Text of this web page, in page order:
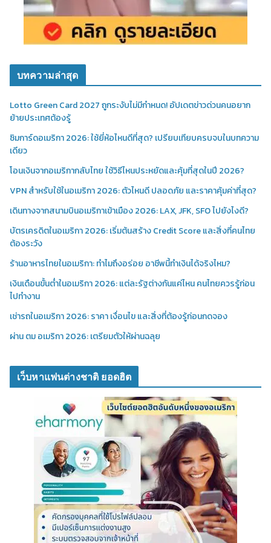
บทความล่าสุด
Lotto Green Card 2027 ถูกระงับไม่มีกำหนด! อัปเดตข่าวด่วนคนอยาก
ย้ายประเทศต้องรู้
ซิมการ์ดอเมริกา 2026: ใช้ยี่ห้อไหนดีที่สุด? เปรียบเทียบครบจบในบทความ
เดียว
โอนเงินจากอเมริกากลับไทย ใช้วิธีไหนประหยัดและคุ้มที่สุดในปี 2026?
VPN สำหรับใช้ในอเมริกา 2026: ตัวไหนดี ปลอดภัย และราคาคุ้มค่าที่สุด?
เดินทางจากสนามบินอเมริกาเข้าเมือง 2026: LAX, JFK, SFO ไปยังไงดี?
บัตรเครดิตในอเมริกา 2026: เริ่มต้นสร้าง Credit Score และสิ่งที่คนไทย
ต้องระวัง
ร้านอาหารไทยในอเมริกา: ทำไมถึงอร่อย อาชีพนี้ทำเงินได้จริงไหม?
เงินเดือนขั้นต่ำในอเมริกา 2026: แต่ละรัฐต่างกันแค่ไหน คนไทยควรรู้ก่อน
ไปทำงาน
เช่ารถในอเมริกา 2026: ราคา เงื่อนไข และสิ่งที่ต้องรู้ก่อนกดจอง
ผ่าน ตม อเมริกา 2026: เตรียมตัวให้ผ่านฉลุย
เว็บหาแฟนต่างชาติ ยอดฮิต